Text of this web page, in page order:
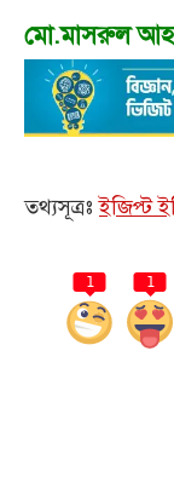
মো.মাসরুল
তথ্যসূত্রঃইজিপ্ট
1 1